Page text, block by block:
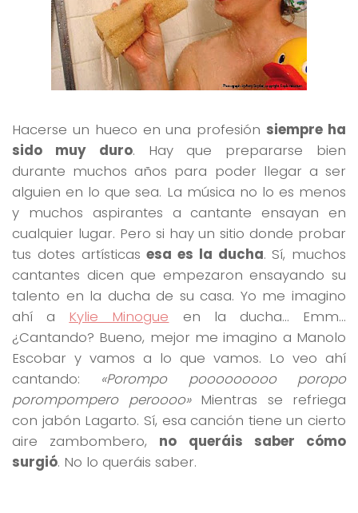
Hacerse un hueco en una profesión siempre ha
sido muy duro. Hay que prepararse bien
durante muchos años para poder llegar a ser
alguien en lo que sea. La música no lo es menos
y muchos aspirantes a cantante ensayan en
cualquier lugar. Pero si hay un sitio donde probar
tus dotes artísticasesa es la ducha. Sí, muchos
cantantes dicen que empezaron ensayando su
talento en la ducha de su casa. Yo me imagino
ahí a Kylie Minogue en la ducha… Emm…
¿Cantando? Bueno, mejor me imagino a Manolo
Escobar y vamos a lo que vamos. Lo veo ahí
cantando: «Porompo pooooooooo poropo
porompompero peroooo»Mientras se refriega
con jabón Lagarto. Sí, esa canción tiene un cierto
aire zambombero, no queráis saber cómo
surgió. No lo queráis saber.